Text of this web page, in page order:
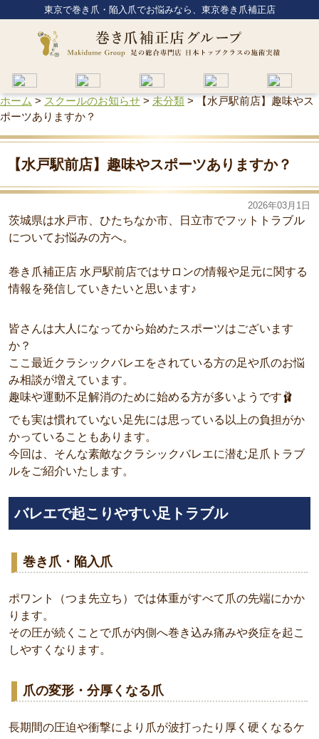
東京で巻き爪・陥入爪でお悩みなら、東京巻き爪補正店
ホーム > スクールのお知らせ > 未分類 >
【水戸駅前店】趣味やス
ポーツありますか？
【水戸駅前店】趣味やスポーツありますか？
2026年03月1日
茨城県は水戸市、ひたちなか市、日立市でフットトラブル
についてお悩みの方へ。
巻き爪補正店 水戸駅前店ではサロンの情報や足元に関する
情報を発信していきたいと思います♪
皆さんは大人になってから始めたスポーツはございます
か？
ここ最近クラシックバレエをされている方の足や爪のお悩
み相談が増えています。
趣味や運動不足解消のために始める方が多いようです🩰
でも実は慣れていない足先には思っている以上の負担がか
かっていることもあります。
今回は、そんな素敵なクラシックバレエに潜む足爪トラブ
ルをご紹介いたします。
バレエで起こりやすい足トラブル
巻き爪・陥入爪
ポワント（つま先立ち）では体重がすべて爪の先端にかか
ります。
その圧が続くことで爪が内側へ巻き込み痛みや炎症を起こ
しやすくなります。
爪の変形・分厚くなる爪
長期間の圧迫や衝撃により爪が波打ったり厚く硬くなるケ